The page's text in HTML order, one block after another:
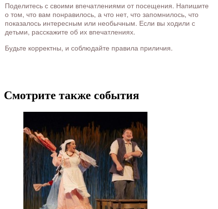
Поделитесь с своими впечатлениями от посещения. Напишите
о том, что вам понравилось, а что нет, что запомнилось, что
показалось интересным или необычным. Если вы ходили с
детьми, расскажите об их впечатлениях.
Будьте корректны, и соблюдайте правила приличия.
Смотрите также события